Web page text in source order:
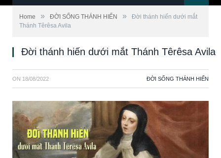
Home » ĐỜI SỐNG THÁNH HIẾN »
Đời thánh hiến dưới mắt
Thánh Têrêsa Avila
Đời thánh hiến dưới mắt Thánh Têrêsa Avila
ON 18/08/2022 ĐỜI SỐNG THÁNH HIẾN